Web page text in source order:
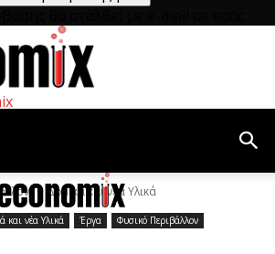
Δομικά και νέα Υλικά
και νέα Υλικά Έργα
Φυσικό Περιβάλλον